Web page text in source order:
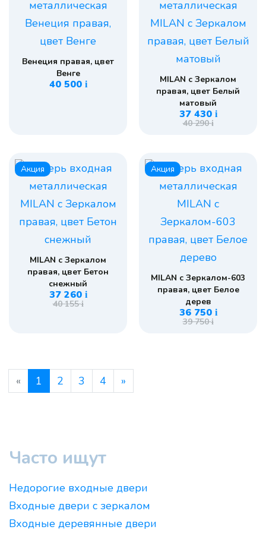
Венеция правая, цвет
Венге
40 500 i
MILAN с Зеркалом
правая, цвет Белый
матовый
37 430 i
40 290i
Акция
MILAN с Зеркалом
правая, цвет Бетон
снежный
37 260 i
40 155i
Акция
MILAN с Зеркалом-603
правая, цвет Белое
дерев
36 750 i
39 750i
« 1 2 3 4 »
Часто ищут
Недорогие входные двери
Входные двери с зеркалом
Входные деревянные двери